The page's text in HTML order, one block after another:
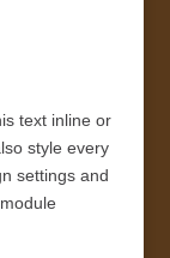
text inline or
style every
settings and